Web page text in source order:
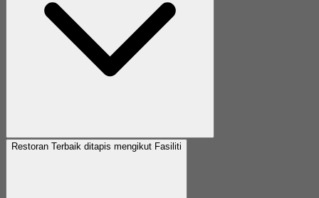
Restoran Terbaik ditapis mengikut Fasiliti